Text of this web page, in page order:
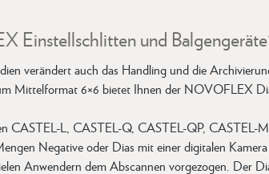
Einstellschlitten und
verändert auch das Handling und die
Mittelformat 6×6 bietet Ihnen der NOVOFLEX
CASTEL-L, CASTEL-Q, CASTEL-QP,
Negative oder Dias mit einer digitalen
Anwendern dem Abscannen vorgezogen. Der